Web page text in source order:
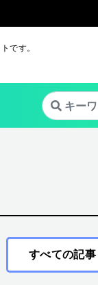
です。
すべての記事